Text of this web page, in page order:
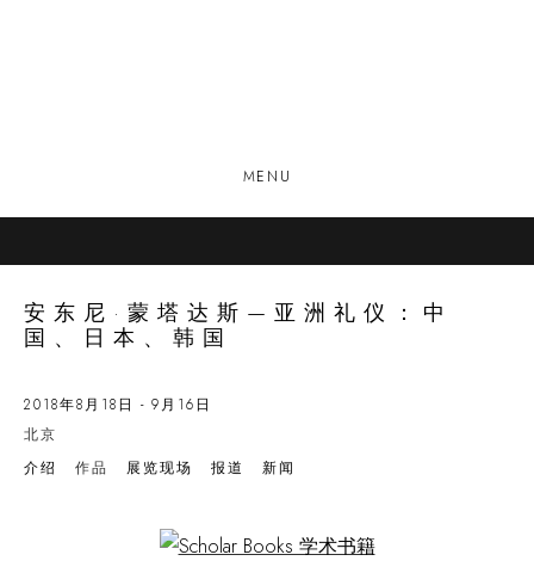
MENU
安东尼·蒙塔达斯—亚洲礼仪：中
国、日本、韩国
2018年8月18日 - 9月16日
北京
介绍
作品 展览现场 报道 新闻
Open a larger version of the following image in a popup: